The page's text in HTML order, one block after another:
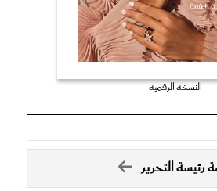
النسخة الرقمية
التحرير